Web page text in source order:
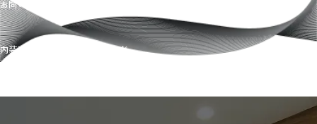
お問い合わせ・資料請求
内装工事についてや資料請求など。
なんでもお気軽にご相談ください。